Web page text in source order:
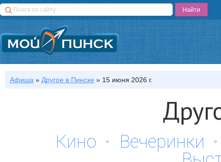
Афиша » Другое в Пинске » 15 июня 2026 г.
Кино
Вечеринки